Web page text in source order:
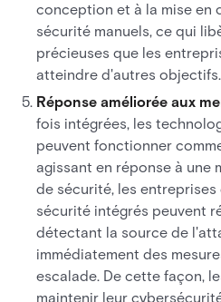
conception et à la mise
sécurité manuels, ce qui
précieuses que les
atteindre d'autres objectifs.
Réponse améliorée aux
fois intégrées, les
peuvent fonctionner
agissant en réponse à une
de sécurité, les
sécurité intégrés peuvent
détectant la source de
immédiatement des
escalade. De cette façon,
maintenir leur